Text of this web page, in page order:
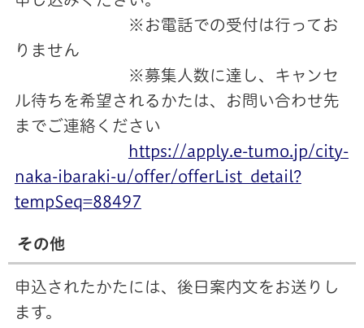
※お電話での受付は行ってお
りません
※募集人数に達し、キャンセ
ル待ちを希望されるかたは、お問い合わせ先
までご連絡ください
https://apply.e-tumo.jp/city-
naka-ibaraki-u/offer/offerList_detail?
tempSeq=88497
その他
申込されたかたには、後日案内文をお送りし
ます。